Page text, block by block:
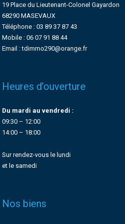
19 Place du Lieutenant-Colonel Gayardon
68290 MASEVAUX
Téléphone : 03 89 37 87 43
Mobile : 06 07 91 88 44
Email : tdimmo290@orange.fr
Heures d’ouverture
Du mardi au vendredi :
09:30 – 12:00
14:00 – 18:00
Sur rendez-vous le lundi
et le samedi
Nos biens